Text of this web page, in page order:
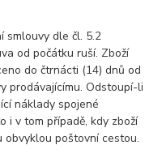
dle čl. 5.2
od počátku ruší. Zboží
do čtrnácti (14) dnů od
prodávajícímu. Odstoupí-li
náklady spojené
i v tom případě, kdy zboží
obvyklou poštovní cestou.